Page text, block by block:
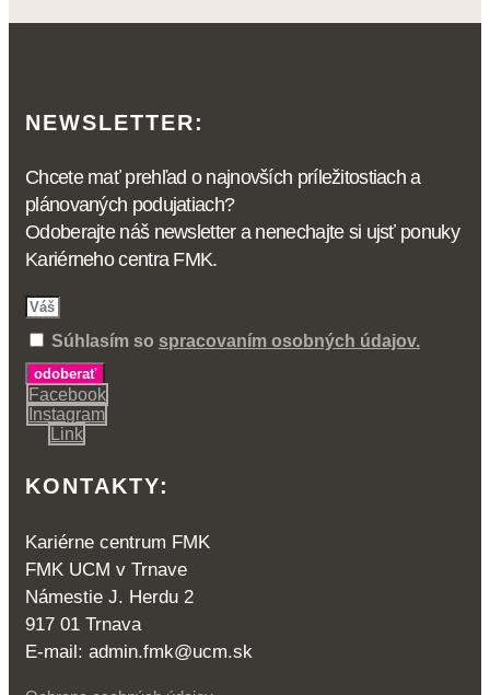
NEWSLETTER:
Chcete mať prehľad o najnovších príležitostiach a
plánovaných podujatiach?
Odoberajte náš newsletter a nenechajte si ujsť ponuky
Kariérneho centra FMK.
Súhlasím so spracovaním osobných údajov.
odoberať
Facebook
Instagram
Link
KONTAKTY:
Kariérne centrum FMK
FMK UCM v Trnave
Námestie J. Herdu 2
917 01 Trnava
E-mail: admin.fmk@ucm.sk